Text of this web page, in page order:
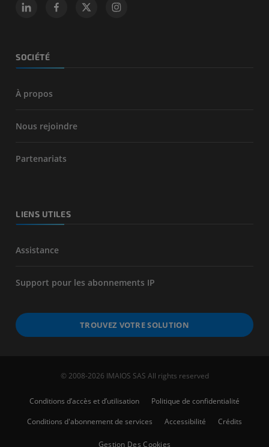
SOCIÉTÉ
À propos
Nous rejoindre
Partenariats
LIENS UTILES
Assistance
Support pour les abonnements IP
TROUVEZ VOTRE SOLUTION
© 2008-2026 IMAIOS SAS All rights reserved
Conditions d’accès et d’utilisation
Politique de confidentialité
Conditions d'abonnement de services
Accessibilité Crédits
Gestion Des Cookies